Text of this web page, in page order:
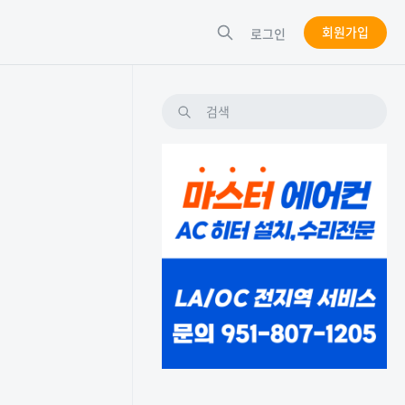
로그인 회원가입